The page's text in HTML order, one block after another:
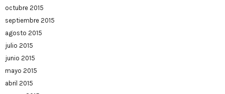
octubre 2015
septiembre 2015
agosto 2015
julio 2015
junio 2015
mayo 2015
abril 2015